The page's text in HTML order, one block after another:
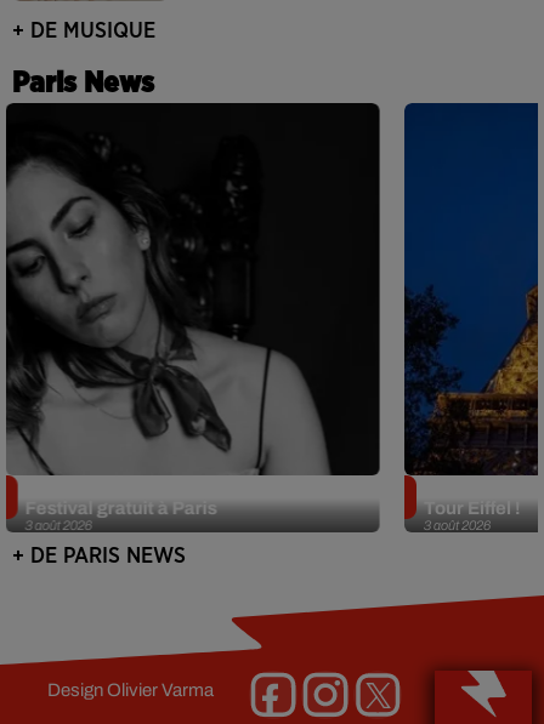
+ DE MUSIQUE
Paris News
3 août 2026
Festival gratuit à Paris
3 août 2026
Tour Eiffel !
+ DE PARIS NEWS
DesignOlivier Varma